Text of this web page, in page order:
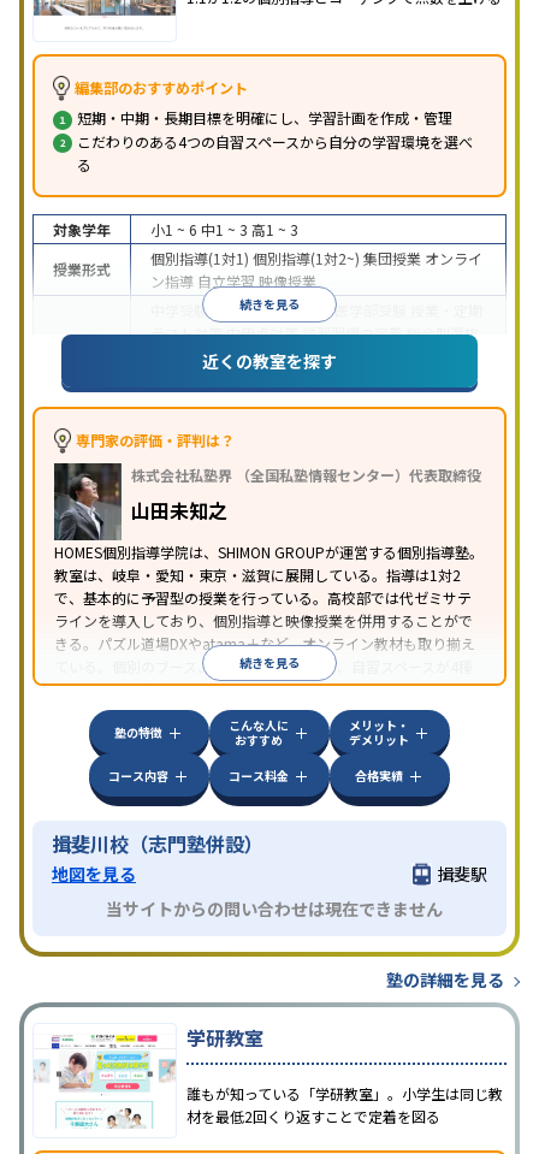
編集部のおすすめポイント
短期・中期・長期目標を明確にし、学習計画を作成・管理
こだわりのある4つの自習スペースから自分の学習環境を選べ
る
続きを見る
対象学年 小1 ~ 6 中1 ~ 3 高1 ~ 3
授業形式
個別指導(1対1) 個別指導(1対2~) 集団授業 オンライ
ン指導 自立学習映像授業
中学受験 高校受験大学受験 医学部受験
テスト対策内申点対策学習習慣の定着総合型選抜
(旧AO)対策推薦入試対策学校別特化対策
その他科目別特化対
策
特徴
中高一貫校生に対応
応
学習にPC・タブレットを利用
科目から受講可能 季節講習のみの受講可発達障害
の子どもに対応
近くの教室を探す
専門家の評価・評判は？
株式会社私塾界 （全国私塾情報センター）代表取締役
山田未知之
HOMES個別指導学院は、SHIMON GROUPが運営する個別指導塾。
教室は、岐阜・愛知・東京・滋賀に展開している。指導は1対2
で、基本的に予習型の授業を行っている。高校部では代ゼミサテ
ラインを導入しており、個別指導と映像授業を併用することがで
きる。パズル道場DXやatama＋など、オンライン教材も取り揃え
ている。個別のブース、フリースペースなど、自習スペースが4種
類あるのも特徴だ。
続きを見る
塾の特徴
こんな人に
おすすめ
メリット・
デメリット
コース内容
コース料金 合格実績
揖斐川校（志門塾併設）
地図を見る
揖斐駅
当サイトからの問い合わせは現在できません
塾の詳細を見る
学研教室
誰もが知っている「学研教室」。小学生は同じ教
材を最低2回くり返すことで定着を図る